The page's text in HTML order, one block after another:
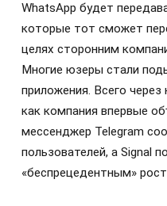
WhatsApp будет
которые тот сможет
целях сторонним
Многие юзеры стали
приложения. Всего через
как компания впервые
мессенджер Telegram
пользователей, а Signal
«беспрецедентным»